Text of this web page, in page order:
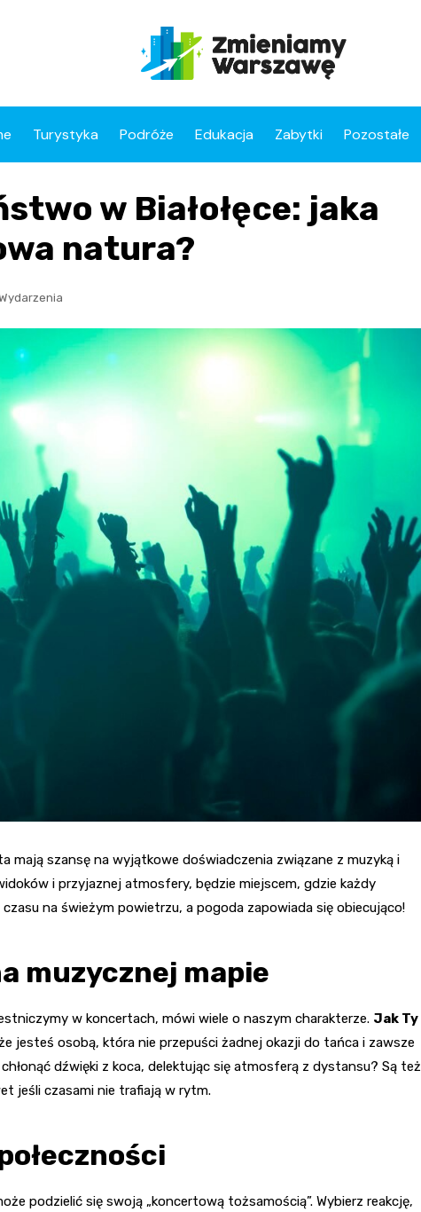
Turystyka Podróże Edukacja Zabytki Pozostałe
w Białołęce: jaka
natura?
mają szansę na wyjątkowe doświadczenia związane z muzyką i
i przyjaznej atmosfery, będzie miejscem, gdzie każdy
na świeżym powietrzu, a pogoda zapowiada się obiecująco!
muzycznej mapie
w koncertach, mówi wiele o naszym charakterze. Jak Ty
jesteś osobą, która nie przepuści żadnej okazji do tańca i zawsze
dźwięki z koca, delektując się atmosferą z dystansu? Są też
jeśli czasami nie trafiają w rytm.
podzielić się swoją „koncertową tożsamością”. Wybierz reakcję,